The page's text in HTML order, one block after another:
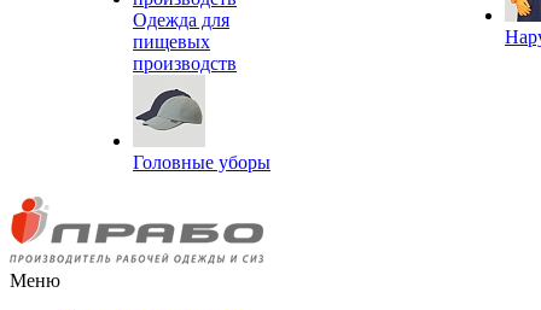
Одежда для
пищевых
производств
Головные уборы
Меню